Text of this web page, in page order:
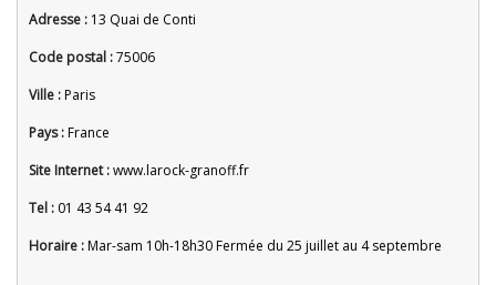
Adresse : 13 Quai de Conti
Code postal :75006
Ville :Paris
Pays :France
Site Internet :www.larock-granoff.fr
Tel : 01 43 54 41 92
Horaire :Mar-sam 10h-18h30 Fermée du 25 juillet au 4 septembre